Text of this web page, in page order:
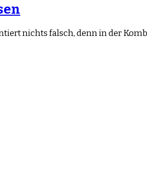
nichts falsch, denn in der